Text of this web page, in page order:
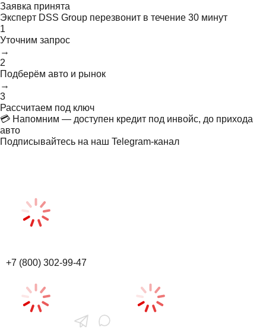
Заявка принята
Эксперт DSS Group перезвонит в течение 30 минут
1
Уточним запрос
→
2
Подберём авто и рынок
→
3
Рассчитаем под ключ
💳 Напомним — доступен кредит под инвойс, до прихода
авто
Подписывайтесь на наш Telegram-канал
+7 (800) 302-99-47